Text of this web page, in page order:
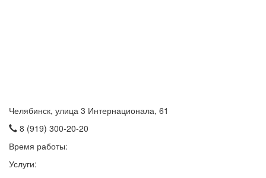
Челябинск, улица 3 Интернационала, 61
8 (919) 300-20-20
Время работы:
Услуги: